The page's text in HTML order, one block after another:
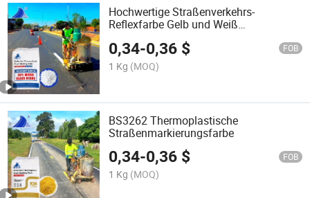
Hochwertige Straßenverkehrs-
Reflexfarbe Gelb und Weiß
0,34-0,36 $ FOB
1 Kg (MOQ)
BS3262 Thermoplastische
Straßenmarkierungsfarbe
0,34-0,36 $ FOB
1 Kg (MOQ)